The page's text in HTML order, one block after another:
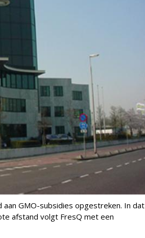
GMO-subsidies opgestreken. In dat
afstand volgt FresQ met een